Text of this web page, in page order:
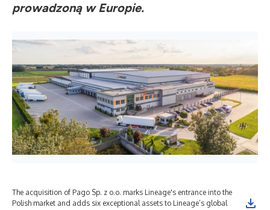
prowadzoną w Europie.
The acquisition of Pago Sp. z o.o. marks Lineage's entrance into the
Polish market and adds six exceptional assets to Lineage’s global